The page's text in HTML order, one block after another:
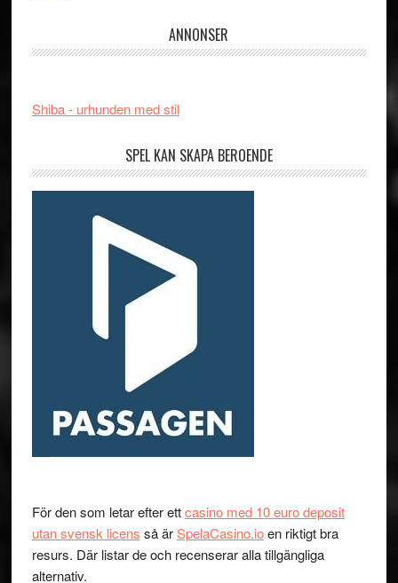
ANNONSER
Shiba - urhunden med stil
SPEL KAN SKAPA BEROENDE
För den som letar efter ettcasino med 10 euro deposit
utan svensk licens så ärSpelaCasino.ioen riktigt bra
resurs. Där listar de och recenserar alla tillgängliga
alternativ.